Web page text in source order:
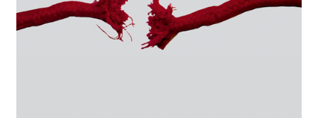
Service
Untermenü
öffnen
Newsletter